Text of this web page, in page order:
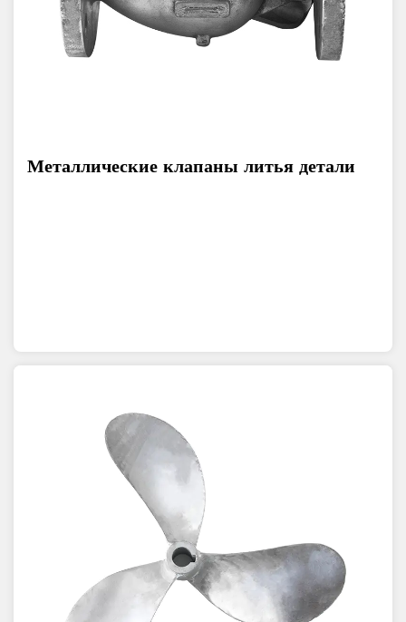
Металлические клапаны литья детали